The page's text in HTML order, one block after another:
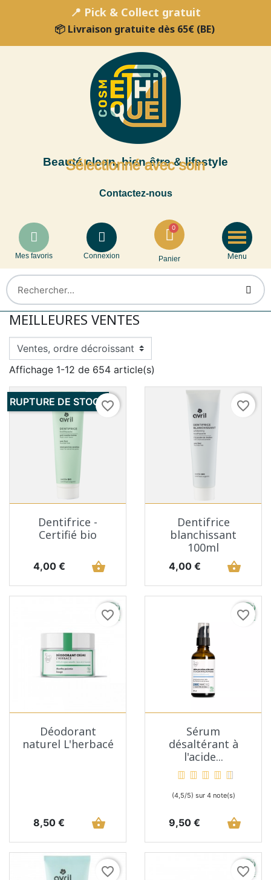
📍 Pick & Collect gratuit
📦 Livraison gratuite dès 65€ (BE)
Beauté clean, bien-être & lifestyle
Sélectionné avec soin
Contactez-nous
Mes favoris Connexion Panier Menu
MEILLEURES VENTES
Affichage 1-12 de 654 article(s)
favorite_border
Dentifrice -
Certifié bio
Prix
4,00 € shopping_basket
RUPTURE DE STOCK favorite_border
Dentifrice
blanchissant
100ml
Prix
4,00 € shopping_basket
favorite_border
Déodorant
naturel L'herbacé
Prix
8,50 € shopping_basket
favorite_border
Sérum
désaltérant à
l'acide...
(4,5/5) sur 4 note(s)
Prix
9,50 € shopping_basket
favorite_border favorite_border